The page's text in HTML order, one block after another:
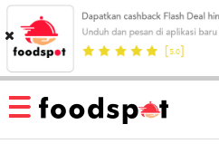
HOME
MENU
RESTAURANT